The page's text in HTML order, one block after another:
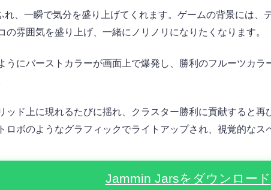
れ、一瞬で気分を盛り上げてくれます。ゲームの背景には
の雰囲気を盛り上げ、一緒にノリノリになりたくなります。
うにバーストカラーが画面上で爆発し、勝利のフルーツカ
ッド上に現れるたびに揺れ、クラスター勝利に貢献すると
ボのようなグラフィックでライトアップされ、視覚的なス
Jammin Jarsをダウンロード